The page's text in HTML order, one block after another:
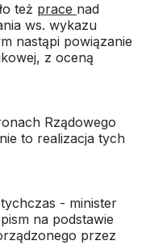
też prace nad
ws. wykazu
nastąpi powiązanie
z oceną
Rządowego
to realizacja tych
- minister
na podstawie
przez